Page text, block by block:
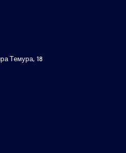
Темура, 18